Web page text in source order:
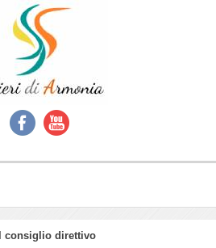
Il consiglio direttivo